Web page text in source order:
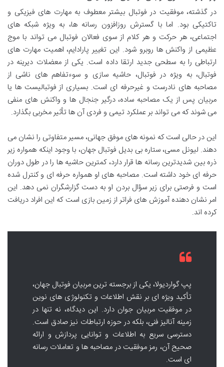
در گذشته، موفقیت در فوتبال بیشتر معطوف به مهارت های فیزیکی و
تاکتیکی بود. اما با گسترش روزافزون رسانه ها، به ویژه شبکه های
اجتماعی، هر حرکت و هر کلام از سوی فعالان فوتبال می تواند با موج
عظیمی از واکنش ها روبرو شود. این تغییر پارادایم، اهمیت مهارت های
ارتباطی را به سطحی جدید ارتقا داده است. یکی از معضلات دیرینه در
فوتبال، به ویژه در فوتبال، حاشیه سازی و سوءتفاهم های ناشی از
مصاحبه های نادرست و غیرحرفه ای است. بسیاری از فوتبالیست ها یا
مربیان پس از یک مصاحبه ساده، درگیر جنجال ها و واکنش های منفی
می شوند که می تواند بر عملکرد تیمی و فردی آن ها تأثیر مخربی بگذارد.
این در حالی است که نمونه های موفق جهانی، مسیر متفاوتی را نشان می
دهند. لیونل مسی، ستاره بی بدیل فوتبال جهان، با وجود اینکه همواره زیر
ذره بین شدیدترین رسانه ها قرار دارد، کمترین حاشیه ها را در طول دوران
حرفه ای خود داشته است. مصاحبه های او همواره حرفه ای و کنترل شده
است و فرصتی برای زیر سؤال بردن او به دست گزارشگران نمی دهد. این
امر نشان دهنده آموزش های فراتر از زمین بازی است که این افراد دریافت
کرده اند.
پپ گواردیولا، یکی از برجسته ترین مربیان فوتبال جهان،
تأکید ویژه ای بر نقش اطلاعات و تکنولوژی های نوین
در موفقیت مربیان جوان دارد. این دیدگاه، نه تنها در
زمینه آنالیز فنی، بلکه در حوزه ارتباطات نیز صادق است.
دسترسی سریع به اطلاعات و توانایی پردازش و ارائه
صحیح آن، رمز موفقیت در مصاحبه ها و تعاملات رسانه
ای است.